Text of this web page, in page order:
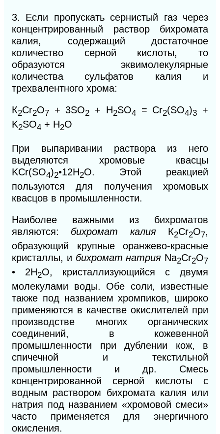
3.
Если пропускать сернистый газ через
концентрированный раствор бихромата
калия, содержащий достаточное
количество серной кислоты, то
образуются эквимолекулярные
количества сульфатов калия и
трехвалентного хрома:
К2Сr2O7 + 3SO2 + H2SO4 = Cr2(SO4)3 +
K2SO4 + Н2O
При выпаривании раствора из него
выделяются хромовые квасцы
KCr(SO4)2•12Н2O. Этой реакцией
пользуются для получения хромовых
квасцов в промышленности.
Наиболее важными из бихроматов
являются: бихромат калия К2Сr2O7,
образующий крупные оранжево-красные
кристаллы, и бихромат натрия Na2Cr2O7
• 2Н2O, кристаллизующийся с двумя
молекулами воды. Обе соли, известные
также под названием хромпиков, широко
применяются в качестве окислителей при
производстве многих органических
соединений, в кожевенной
промышленности при дублении кож, в
спичечной и текстильной
промышленности и др. Смесь
концентрированной серной кислоты с
водным раствором бихромата калия или
натрия под названием «хромовой смеси»
часто применяется для энергичного
окисления.